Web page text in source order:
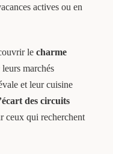
actives ou en
le charme
marchés
et leur cuisine
des circuits
ceux qui recherchent